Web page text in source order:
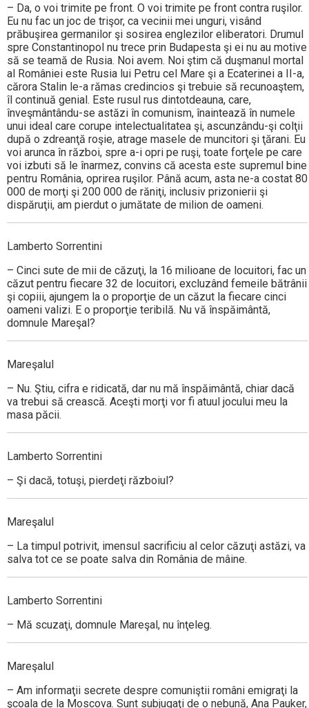
– Da, o voi trimite pe front. O voi trimite pe front contra ruşilor.
Eu nu fac un joc de trişor, ca vecinii mei unguri, visând
prăbuşirea germanilor şi sosirea englezilor eliberatori. Drumul
spre Constantinopol nu trece prin Budapesta şi ei nu au motive
să se teamă de Rusia. Noi avem. Noi ştim că duşmanul mortal
al României este Rusia lui Petru cel Mare şi a Ecaterinei a II-a,
cărora Stalin le-a rămas credincios şi trebuie să recunoaştem,
îl continuă genial. Este rusul rus dintotdeauna, care,
înveşmântându-se astăzi în comunism, înaintează în numele
unui ideal care corupe intelectualitatea şi, ascunzându-şi colţii
după o zdreanţă roşie, atrage masele de muncitori şi ţărani. Eu
voi arunca în război, spre a-i opri pe ruşi, toate forţele pe care
voi izbuti să le înarmez, convins că acesta este supremul bine
pentru România, oprirea ruşilor. Până acum, asta ne-a costat 80
000 de morţi şi 200 000 de răniţi, inclusiv prizonierii şi
dispăruţii, am pierdut o jumătate de milion de oameni.
Lamberto Sorrentini
– Cinci sute de mii de căzuţi, la 16 milioane de locuitori, fac un
căzut pentru fiecare 32 de locuitori, excluzând femeile bătrânii
şi copiii, ajungem la o proporţie de un căzut la fiecare cinci
oameni valizi. E o proporţie teribilă. Nu vă înspăimântă,
domnule Mareşal?
Mareşalul
– Nu. Ştiu, cifra e ridicată, dar nu mă înspăimântă, chiar dacă
va trebui să crească. Aceşti morţi vor fi atuul jocului meu la
masa păcii.
Lamberto Sorrentini
– Şi dacă, totuşi, pierdeţi războiul?
Mareşalul
– La timpul potrivit, imensul sacrificiu al celor căzuţi astăzi, va
salva tot ce se poate salva din România de mâine.
Lamberto Sorrentini
– Mă scuzaţi, domnule Mareşal, nu înţeleg.
Mareşalul
– Am informaţii secrete despre comuniştii români emigraţi la
şcoala de la Moscova. Sunt subjugaţi de o nebună, Ana Pauker,